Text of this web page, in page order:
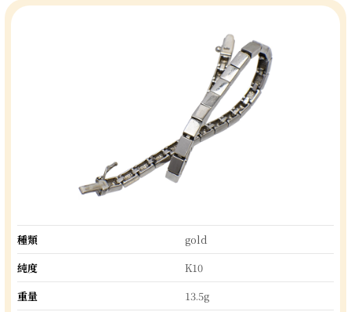
種類
gold
純度
K10
重量
13.5g